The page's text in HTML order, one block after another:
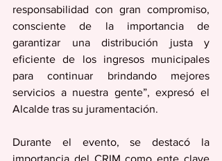
responsabilidad con gran compromiso,
consciente de la importancia de
garantizar una distribución justa y
eficiente de los ingresos municipales
para continuar brindando mejores
servicios a nuestra gente”, expresó el
Alcalde tras su juramentación.
Durante el evento, se destacó la
importancia del CRIM como ente clave